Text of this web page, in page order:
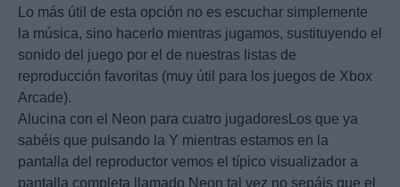
Lo más útil de esta opción no es escuchar simplemente
la música, sino hacerlo mientras jugamos, sustituyendo el
sonido del juego por el de nuestras listas de
reproducción favoritas (muy útil para los juegos de Xbox
Arcade).
Alucina con el Neon para cuatro jugadoresLos que ya
sabéis que pulsando la Y mientras estamos en la
pantalla del reproductor vemos el típico visualizador a
pantalla completa llamado Neon tal vez no sepáis que el